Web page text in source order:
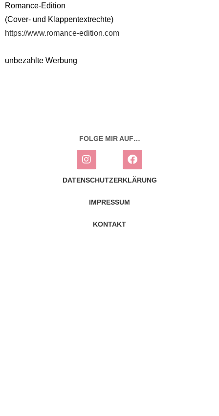
Romance-Edition
(Cover- und Klappentextrechte)
https://www.romance-edition.com
unbezahlte Werbung
FOLGE MIR AUF…
DATENSCHUTZERKLÄRUNG
IMPRESSUM
KONTAKT